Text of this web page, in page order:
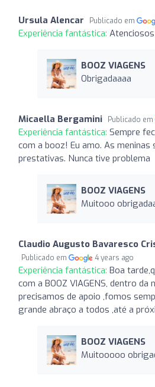
Ursula Alencar Publicado em
Experiência fantástica:
BOOZ VIAGENS
Obrigadaaaa
Micaella Bergamini Publicado em
Experiência fantástica: Sempre
com a booz! Eu amo. As meninas
prestativas. Nunca tive problema
BOOZ VIAGENS
Muitooo
Claudio Augusto Bavaresco
Publicado em 4 years ago
Experiência fantástica: Boa
com a BOOZ VIAGENS, dentro da
precisamos de apoio ,fomos
grande abraço a todos ,até a
BOOZ VIAGENS
Muitooooo